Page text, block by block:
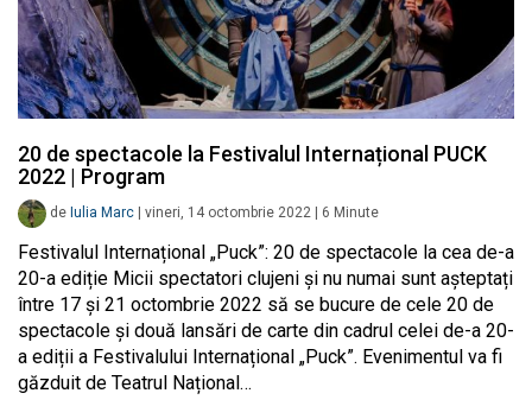
20 de spectacole la Festivalul Internațional PUCK
2022 | Program
de Iulia Marc vineri, 14 octombrie 2022 6 Minute
Festivalul Internațional „Puck”: 20 de spectacole la cea de-a
20-a ediție Micii spectatori clujeni și nu numai sunt așteptați
între 17 și 21 octombrie 2022 să se bucure de cele 20 de
spectacole și două lansări de carte din cadrul celei de-a 20-
a ediții a Festivalului Internațional „Puck”. Evenimentul va fi
găzduit de Teatrul Național…